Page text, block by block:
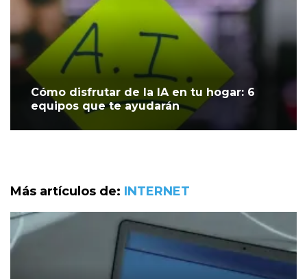
Cómo disfrutar de la IA en tu hogar: 6
equipos que te ayudarán
Más artículos de: INTERNET